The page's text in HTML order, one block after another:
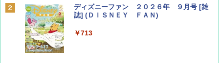
ディズニーファン ２０２６年 ９月号 [雑
誌] (ＤＩＳＮＥＹ ＦＡＮ)
￥713